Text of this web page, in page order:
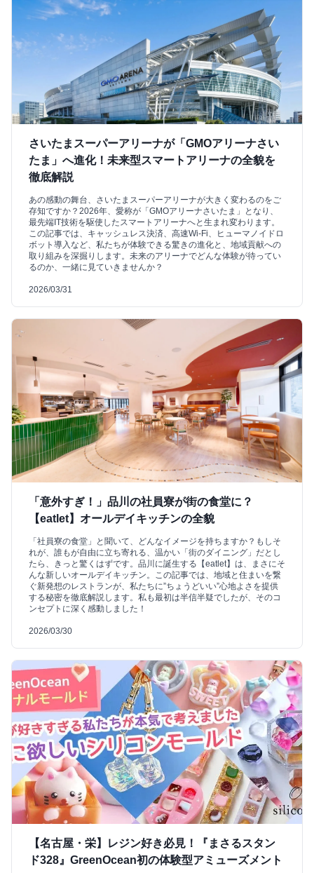
さいたまスーパーアリーナが「GMOアリーナさい
たま」へ進化！未来型スマートアリーナの全貌を
徹底解説
あの感動の舞台、さいたまスーパーアリーナが大きく変わるのをご
存知ですか？2026年、愛称が「GMOアリーナさいたま」となり、
最先端IT技術を駆使したスマートアリーナへと生まれ変わります。
この記事では、キャッシュレス決済、高速Wi-Fi、ヒューマノイドロ
ボット導入など、私たちが体験できる驚きの進化と、地域貢献への
取り組みを深掘りします。未来のアリーナでどんな体験が待ってい
るのか、一緒に見ていきませんか？
2026/03/31
「意外すぎ！」品川の社員寮が街の食堂に？
【eatlet】オールデイキッチンの全貌
「社員寮の食堂」と聞いて、どんなイメージを持ちますか？もしそ
れが、誰もが自由に立ち寄れる、温かい「街のダイニング」だとし
たら、きっと驚くはずです。品川に誕生する【eatlet】は、まさにそ
んな新しいオールデイキッチン。この記事では、地域と住まいを繋
ぐ新発想のレストランが、私たちに”ちょうどいい”心地よさを提供
する秘密を徹底解説します。私も最初は半信半疑でしたが、そのコ
ンセプトに深く感動しました！
2026/03/30
【名古屋・栄】レジン好き必見！『まさるスタン
ド328』GreenOcean初の体験型アミューズメント